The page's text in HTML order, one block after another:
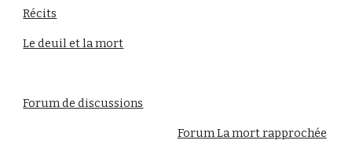
Récits
Le deuil et la mort
Forum de discussions
Forum La mort rapprochée